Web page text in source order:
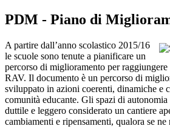
PDM - Piano di
A partire dall’anno scolastico 2015/16
le scuole sono tenute a pianificare un
percorso di miglioramento per
RAV. Il documento è un percorso di
sviluppato in azioni coerenti, dinamiche e
comunità educante. Gli spazi di
duttile e leggero considerato un cantiere
cambiamenti e ripensamenti, qualora se ne